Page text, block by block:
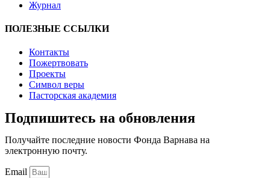
Журнал
ПОЛЕЗНЫЕ ССЫЛКИ
Контакты
Пожертвовать
Проекты
Символ веры
Пасторская академия
Подпишитесь на обновления
Получайте последние новости Фонда Варнава на
электронную почту.
Email